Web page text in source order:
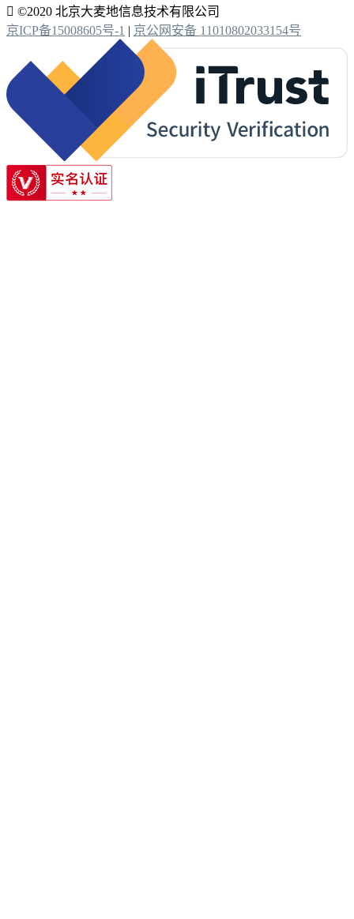
 ©2020 北京大麦地信息技术有限公司
京ICP备15008605号-1 | 京公网安备 11010802033154号